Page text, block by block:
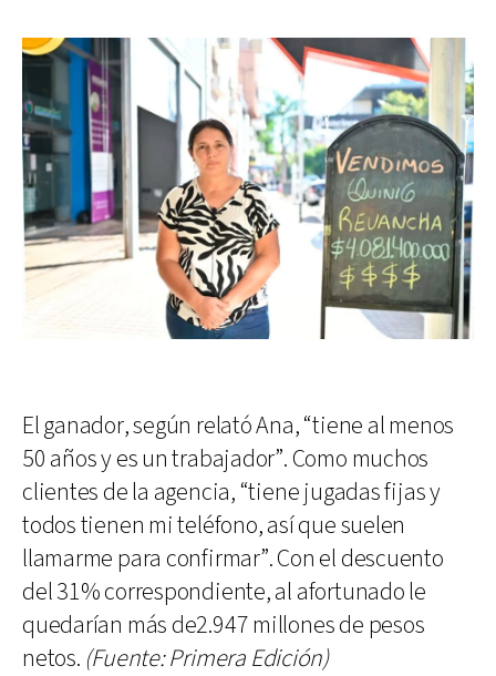
El ganador, según relató Ana, “tiene al menos
50 años y es un trabajador”. Como muchos
clientes de la agencia, “tiene jugadas fijas y
todos tienen mi teléfono, así que suelen
llamarme para confirmar”. Con el descuento
del 31% correspondiente, al afortunado le
quedarían más de2.947 millones de pesos
netos. (Fuente: Primera Edición)